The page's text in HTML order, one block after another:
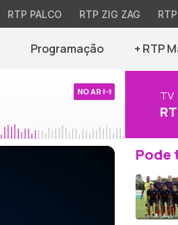
RTP PALCO RTP ZIG ZAG
Programação + RTP
NO AR TV
Pode